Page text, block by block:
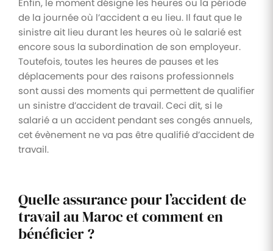
Enfin, le moment désigne les heures ou la période
de la journée où l’accident a eu lieu. Il faut que le
sinistre ait lieu durant les heures où le salarié est
encore sous la subordination de son employeur.
Toutefois, toutes les heures de pauses et les
déplacements pour des raisons professionnels
sont aussi des moments qui permettent de qualifier
un sinistre d’accident de travail. Ceci dit, si le
salarié a un accident pendant ses congés annuels,
cet évènement ne va pas être qualifié d’accident de
travail.
Quelle assurance pour l’accident de
travail au Maroc et comment en
bénéficier ?